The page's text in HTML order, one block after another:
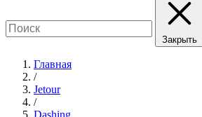
Закрыть
Главная
/
Jetour
/
Dashing